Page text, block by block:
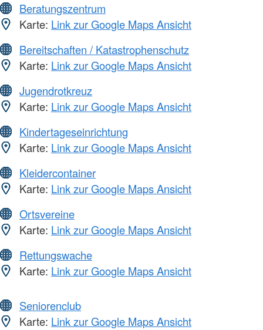
Beratungszentrum
Karte: Link zur Google Maps Ansicht
Bereitschaften / Katastrophenschutz
Karte: Link zur Google Maps Ansicht
Jugendrotkreuz
Karte: Link zur Google Maps Ansicht
Kindertageseinrichtung
Karte: Link zur Google Maps Ansicht
Kleidercontainer
Karte: Link zur Google Maps Ansicht
Ortsvereine
Karte: Link zur Google Maps Ansicht
Rettungswache
Karte: Link zur Google Maps Ansicht
Seniorenclub
Karte: Link zur Google Maps Ansicht